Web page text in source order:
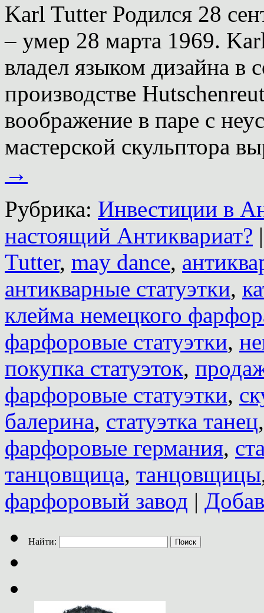
Karl Tutter Родился 28
– умер 28 марта 1969.
владел языком дизайна в
производстве
воображение в паре с
мастерской скульптора
→
Рубрика: Инвестиции в
настоящий Антиквариат? |
Tutter, may dance,
антикварные статуэтки,
клейма немецкого
фарфоровые статуэтки,
покупка статуэток,
фарфоровые статуэтки,
балерина, статуэтка танец
фарфоровые германия,
танцовщица, танцовщицы
фарфоровый завод |
Найти: